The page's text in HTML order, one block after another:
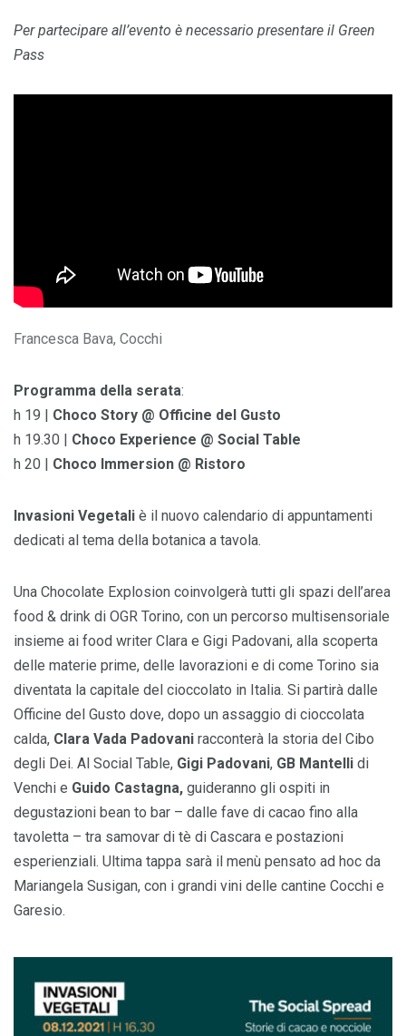
Per partecipare all’evento è necessario presentare il Green
Pass
Francesca Bava, Cocchi
Programma della serata:
h 19 | Choco Story @ Officine del Gusto
h 19.30 | Choco Experience @ Social Table
h 20 | Choco Immersion @ Ristoro
Invasioni Vegetali è il nuovo calendario di appuntamenti
dedicati al tema della botanica a tavola.
Una Chocolate Explosion coinvolgerà tutti gli spazi dell’area
food & drink di OGR Torino, con un percorso multisensoriale
insieme ai food writer Clara e Gigi Padovani, alla scoperta
delle materie prime, delle lavorazioni e di come Torino sia
diventata la capitale del cioccolato in Italia. Si partirà dalle
Officine del Gusto dove, dopo un assaggio di cioccolata
calda, Clara Vada Padovani racconterà la storia del Cibo
degli Dei. Al Social Table, Gigi Padovani, GB Mantelli di
Venchi e Guido Castagna, guideranno gli ospiti in
degustazioni bean to bar – dalle fave di cacao fino alla
tavoletta – tra samovar di tè di Cascara e postazioni
esperienziali. Ultima tappa sarà il menù pensato ad hoc da
Mariangela Susigan, con i grandi vini delle cantine Cocchi e
Garesio.